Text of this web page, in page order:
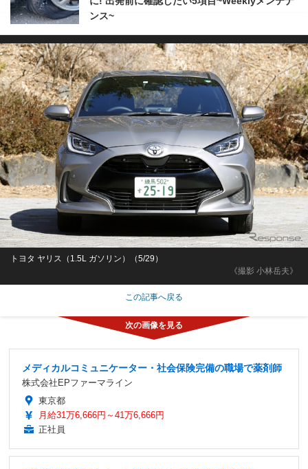
ンス~
《撮影 小林岳夫》
トヨタ ヤリス（1.5L ガソリン）（5/29）
この記事へ戻る
メディカルコミュニケーター・社会保険完備の職場で薬剤師
株式会社EPファーマライン
東京都
月給31万6,666円～41万6,666円
正社員